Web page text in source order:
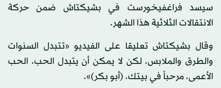
سيسد فراغفيخورست في بشيكتاش ضمن حركة
الانتقالات الثلاثية هذا الشهر.
وقال بشيكتاش تعليقا على الفيديو «تتبدل السنوات
والطرق والملابس، لكن لا يمكن أن يتبدل الحب، الحب
الأعمى، مرحباً في بيتك، (أبو بكر)».